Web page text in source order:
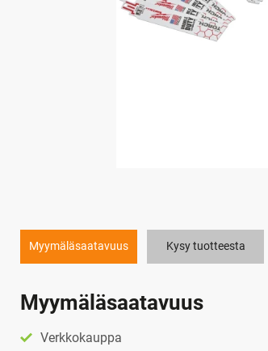
Myymäläsaatavuus Kysy tuotteesta
Myymäläsaatavuus
Verkkokauppa